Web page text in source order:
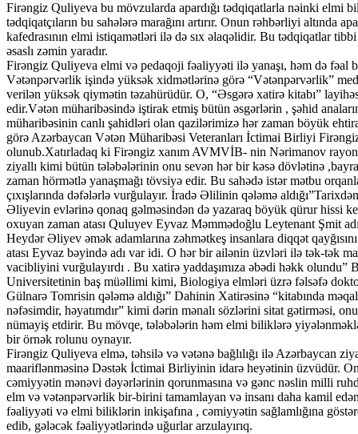
Firəngiz Quliyeva bu mövzularda apardığı tədqiqatlarla nəinki elmi
tədqiqatçıların bu sahələrə marağını artırır. Onun rəhbərliyi
kafedrasının elmi istiqamətləri ilə də sıx əlaqəlidir. Bu tədqiqatlar
əsaslı zəmin yaradır.
Firəngiz Quliyeva elmi və pedaqoji fəaliyyəti ilə yanaşı, həm də fəal
Vətənpərvərlik işində yüksək xidmətlərinə görə “Vətənpərvərlik”
verilən yüksək qiymətin təzahürüdür. O, “Əsgərə xatirə kitabı”
edir.Vətən müharibəsində iştirak etmiş bütün əsgərlərin , şəhid
müharibəsinin canlı şahidləri olan qazilərimizə hər zaman böyük
görə Azərbaycan Vətən Müharibəsi Veteranları İctimai Birliyi
olunub.Xatırladaq ki Firəngiz xanım AVMVİB- nin Nərimanov
ziyallı kimi bütün tələbələrinin onu sevən hər bir kəsə dövlətinə
zaman hörmətlə yanaşmağı tövsiyə edir. Bu sahədə istər mətbu
çıxışlarında dəfələrlə vurğulayır. İradə Əlilinin qələmə
Əliyevin evlərinə qonaq gəlməsindən də yazaraq böyük qürur hissi
oxuyan zaman atası Quluyev Eyvaz Məmmədoğlu Leytenant Şmit
Heydər Əliyev əmək adamlarına zəhmətkeş insanlara diqqət
atası Eyvaz bəyində adı var idi. O hər bir ailənin üzvləri ilə tək-tək
vacibliyini vurğulayırdı . Bu xatirə yaddaşımıza əbədi həkk
Universitetinin baş müəllimi kimi, Biologiya elmləri üzrə fəlsəfə
Gülnarə Tomrisin qələmə aldığı” Dahinin Xatirəsinə “kitabında
nəfəsimdir, həyatımdır” kimi dərin mənalı sözlərini sitat gətirməsi,
nümayiş etdirir. Bu mövqe, tələbələrin həm elmi biliklərə
bir örnək rolunu oynayır.
Firəngiz Quliyeva elmə, təhsilə və vətənə bağlılığı ilə Azərbaycan
maariflənməsinə Dəstək İctimai Birliyinin idarə heyətinin üzvüdür.
cəmiyyətin mənəvi dəyərlərinin qorunmasına və gənc nəslin milli
elm və vətənpərvərlik bir-birini tamamlayan və insanı daha kamil
fəaliyyəti və elmi biliklərin inkişafına , cəmiyyətin sağlamlığına
edib, gələcək fəaliyyətlərində uğurlar arzulayırıq.